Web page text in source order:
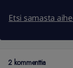
Etsi samasta
2 kommenttia